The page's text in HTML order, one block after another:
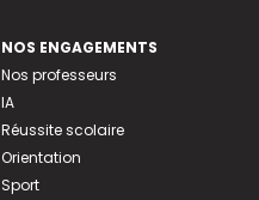
NOS ENGAGEMENTS
Nos professeurs
IA
Réussite scolaire
Orientation
Sport